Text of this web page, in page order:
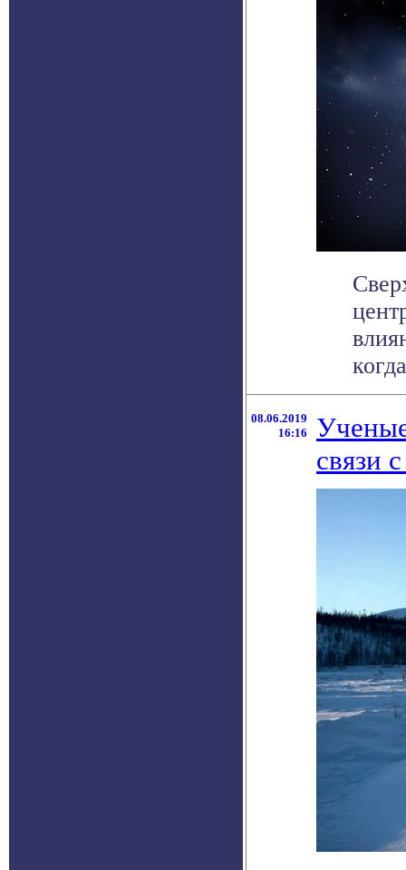
08.06.2019
16:16
связи